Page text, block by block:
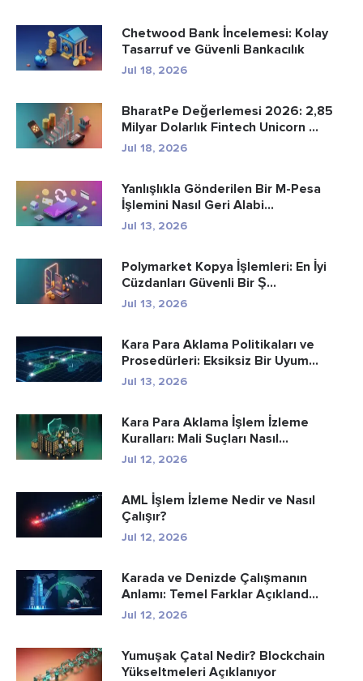
Chetwood Bank İncelemesi: Kolay
Tasarruf ve Güvenli Bankacılık
Jul 18, 2026
BharatPe Değerlemesi 2026: 2,85
Milyar Dolarlık Fintech Unicorn ...
Jul 18, 2026
Yanlışlıkla Gönderilen Bir M-Pesa
İşlemini Nasıl Geri Alabi...
Jul 13, 2026
Polymarket Kopya İşlemleri: En İyi
Cüzdanları Güvenli Bir Ş...
Jul 13, 2026
Kara Para Aklama Politikaları ve
Prosedürleri: Eksiksiz Bir Uyum...
Jul 13, 2026
Kara Para Aklama İşlem İzleme
Kuralları: Mali Suçları Nasıl...
Jul 12, 2026
AML İşlem İzleme Nedir ve Nasıl
Çalışır?
Jul 12, 2026
Karada ve Denizde Çalışmanın
Anlamı: Temel Farklar Açıkland...
Jul 12, 2026
Yumuşak Çatal Nedir? Blockchain
Yükseltmeleri Açıklanıyor